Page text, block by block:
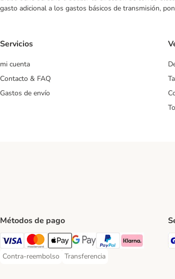
gasto adicional a los gastos básicos de transmisión,
Servicios
mi cuenta
Contacto & FAQ
Gastos de envío
Métodos de pago
Visa Payment Method
Mastercard Payment Method
Apple Pay Payment Method
Google Pay Payment Method
PayPal Payment Method
Klarna Payment
Contra-reembolso
Contra-reembolso Payment Method
Transferencia
Transferencia Payment Method